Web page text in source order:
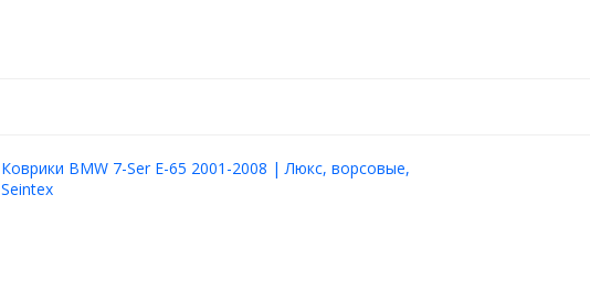
Коврики BMW 7-Ser E-65 2001-2008 | Люкс, ворсовые,
Seintex